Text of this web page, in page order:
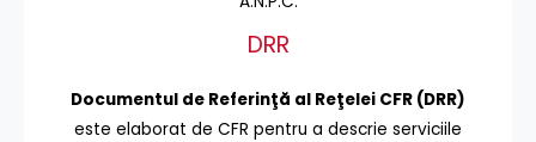
DRR
Documentul de Referinţă al Reţelei CFR (DRR)
este elaborat de CFR pentru a descrie serviciile